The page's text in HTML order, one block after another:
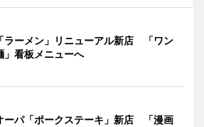
ラーメン」リニューアル新店 「ワン
」看板メニューへ
ーパ「ポークステーキ」新店 「漫画